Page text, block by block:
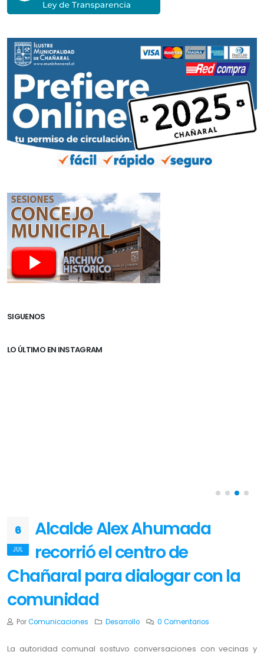
SIGUENOS
LO ÚLTIMO EN INSTAGRAM
6
JUL
Alcalde Alex Ahumada
recorrió el centro de
Chañaral para dialogar con la
comunidad
PorComunicaciones Desarrollo 0 Comentarios
La autoridad comunal sostuvo conversaciones con vecinas y